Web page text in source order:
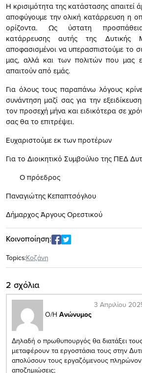
Η κρισιμότητα της κατάστασης απαιτεί
αποφύγουμε την ολική κατάρρευση η
ορίζοντα. Ως ύστατη
κατάρρευσης αυτής της Δυτικής
αποφασισμένοι να υπερασπιστούμε το
μας, αλλά και των πολιτών που μας
απαιτούν από εμάς.
Για όλους τους παραπάνω λόγους
συνάντηση μαζί σας για την
τον προσεχή μήνα και ειδικότερα σε
σας θα το επιτρέψει.
Ευχαριστούμε εκ των προτέρων
Για το Διοικητικό Συμβούλιο της ΠΕΔ
Ο πρόεδρος
Παναγιώτης Κεπαπτσόγλου
Δήμαρχος Άργους Ορεστικού
Κοινοποίηση:
Topics:Κοζάνη
2 σχόλια
Ο/Η Ανώνυμος
3 Απριλίου
Δηλαδή ο πρωθυπουργός θα διατάξει
μεταφέρουν τα εργοστάσια τους στην
απολύσουν τους εργαζόμενους
αποζημιώσεις;